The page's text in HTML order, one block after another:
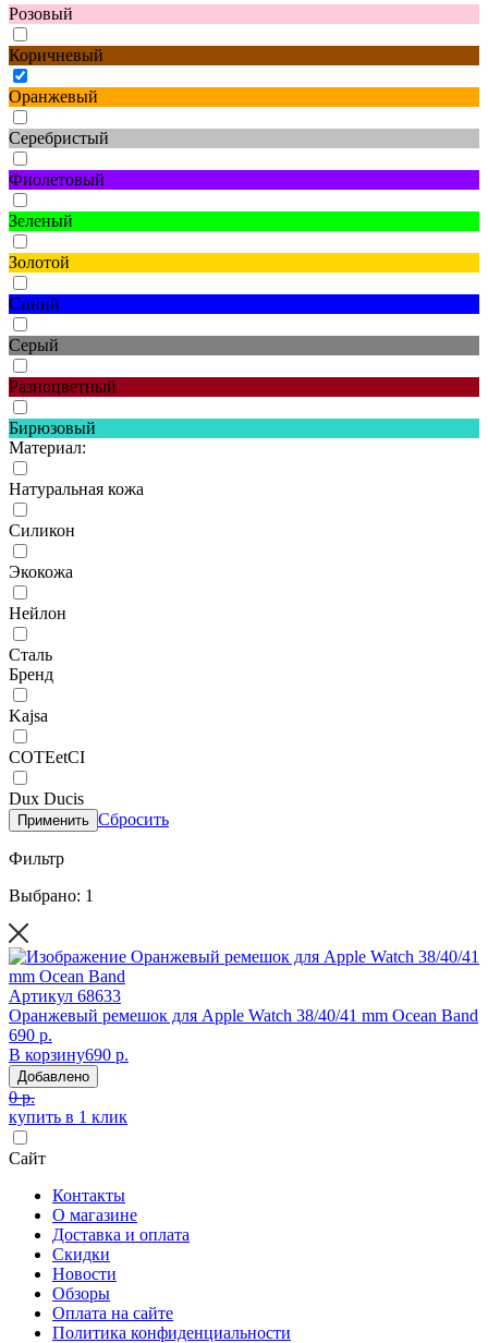
Розовый
Коричневый
Оранжевый
Серебристый
Фиолетовый
Зеленый
Золотой
Синий
Серый
Разноцветный
Бирюзовый
Материал:
Натуральная кожа
Силикон
Экокожа
Нейлон
Сталь
Бренд
Kajsa
COTEetCI
Dux Ducis
Применить Сбросить
Фильтр
Выбрано: 1
Артикул 68633
Оранжевый ремешок для Apple Watch 38/40/41 mm Ocean Band
690 р.
В корзину690 р.
Добавлено
0 р.
купить в 1 клик
Сайт
Контакты
О магазине
Доставка и оплата
Скидки
Новости
Обзоры
Оплата на сайте
Политика конфиденциальности